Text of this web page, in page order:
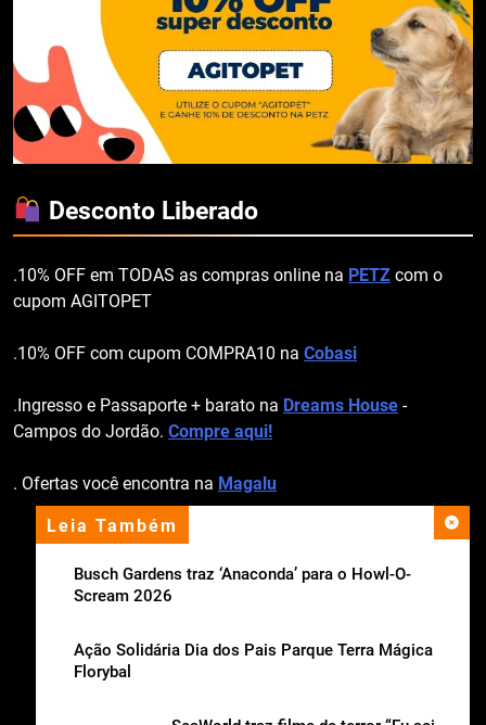
Leia Também
Busch Gardens traz ‘Anaconda’ para o Howl-O-
Scream 2026
Ação Solidária Dia dos Pais Parque Terra Mágica
Florybal
Desconto Liberado
.10% OFF em TODAS as compras online na PETZ com o
cupom AGITOPET
.10% OFF com cupom COMPRA10 na Cobasi
.Ingresso e Passaporte + barato na Dreams House -
Campos do Jordão. Compre aqui!
. Ofertas você encontra na Magalu
apoio institucional